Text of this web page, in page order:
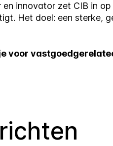
innovator zet CIB in
Het doel: een sterke,
voor